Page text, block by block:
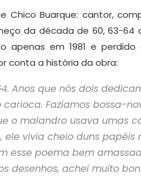
Chico Buarque: cantor,
da década de 60, 63-64
apenas em 1981 e
conta a história da obra:
Anos que nós dois
Fazíamos bossa-
o malandro usava umas
vivia cheio duns papéis
esse poema bem
desenhos, achei muito